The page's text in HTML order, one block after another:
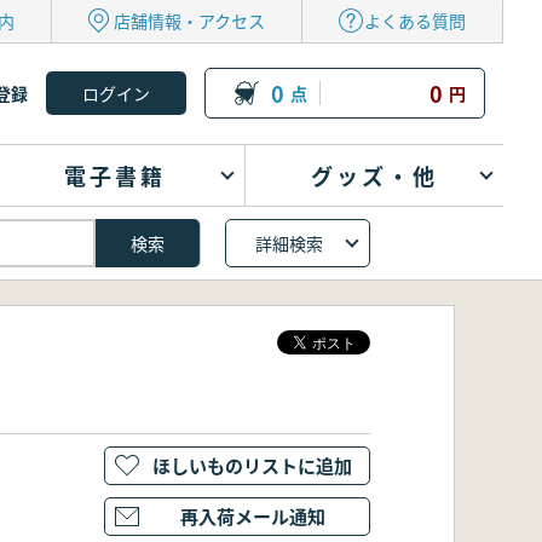
店舗情報・アクセス よくある質問
録 0 点 0 円
電子書籍 グッズ・他
詳細検索
ほしいものリストに追加
再入荷メール通知